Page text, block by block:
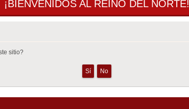
¡BIENVENIDOS AL REINO DEL NORTE!
sitio?